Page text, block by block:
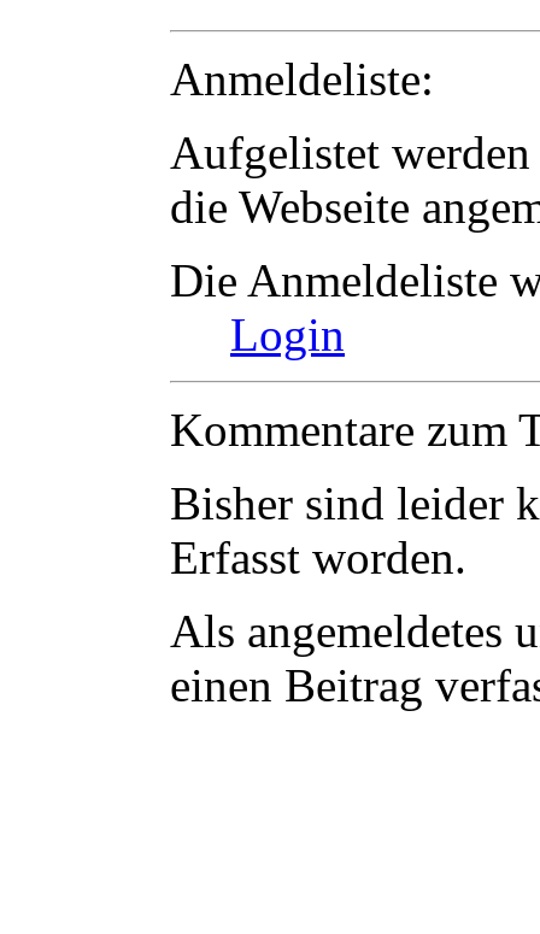
Anmeldeliste:
Aufgelistet
die Webseite
Die Anmeldeliste
Login
Kommentare zum
Bisher sind leider
Erfasst worden.
Als angemeldetes
einen Beitrag